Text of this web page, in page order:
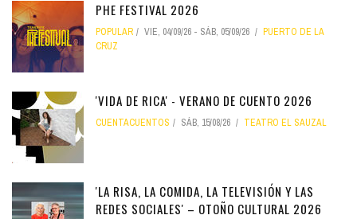
PHE FESTIVAL 2026
POPULAR VIE, 04/09/26 - SÁB, 05/09/26
PUERTO DE LA
CRUZ
'VIDA DE RICA' - VERANO DE CUENTO 2026
CUENTACUENTOS SÁB, 15/08/26 TEATRO EL SAUZAL
'LA RISA, LA COMIDA, LA TELEVISIÓN Y LAS
REDES SOCIALES' – OTOÑO CULTURAL 2026